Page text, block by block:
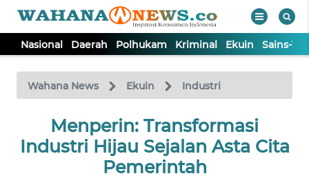
Nasional Daerah Polhukam Kriminal Ekuin Sains-
Wahana News Ekuin Industri
Menperin: Transformasi
Industri Hijau Sejalan Asta Cita
Pemerintah
TV
Tutup
NASIONAL